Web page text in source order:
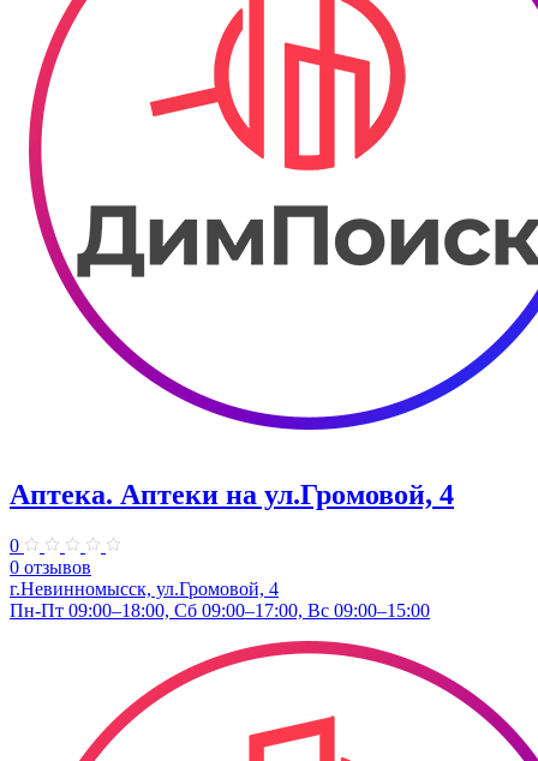
Аптека. Аптеки на ул.Громовой, 4
0
0 отзывов
г.Невинномысск, ул.Громовой, 4
Пн-Пт 09:00–18:00, Сб 09:00–17:00, Вс 09:00–15:00